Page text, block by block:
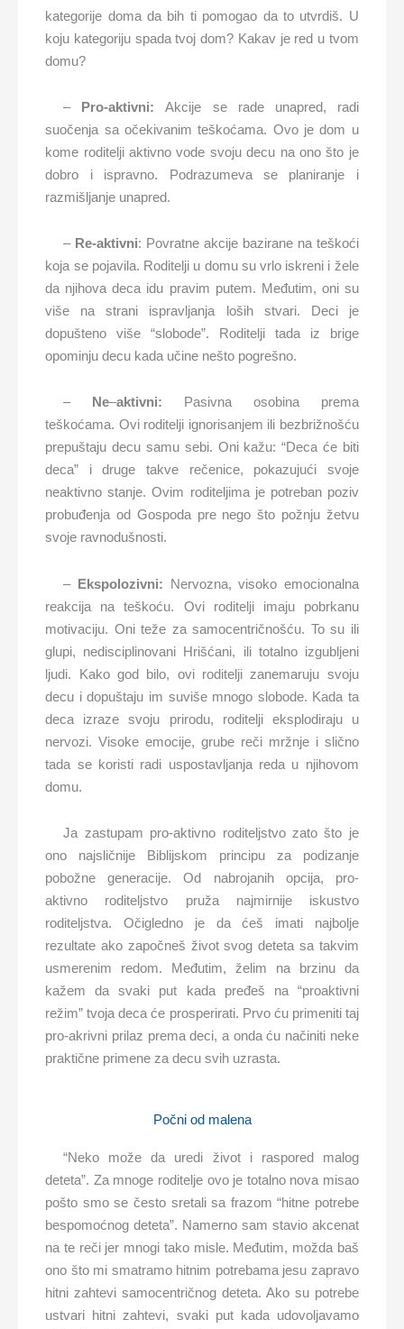
kategorije doma da bih ti pomogao da to utvrdiš. U
koju kategoriju spada tvoj dom? Kakav je red u tvom
domu?
– Pro-aktivni:Akcije se rade unapred, radi
suočenja sa očekivanim teškoćama. Ovo je dom u
kome roditelji aktivno vode svoju decu na ono što je
dobro i ispravno. Podrazumeva se planiranje i
razmišljanje unapred.
– Re-aktivni: Povratne akcije bazirane na teškoći
koja se pojavila. Roditelji u domu su vrlo iskreni i žele
da njihova deca idu pravim putem. Međutim, oni su
više na strani ispravljanja loših stvari. Deci je
dopušteno više “slobode”. Roditelji tada iz brige
opominju decu kada učine nešto pogrešno.
– Ne–aktivni: Pasivna osobina prema
teškoćama. Ovi roditelji ignorisanjem ili bezbrižnošću
prepuštaju decu samu sebi. Oni kažu: “Deca će biti
deca” i druge takve rečenice, pokazujući svoje
neaktivno stanje. Ovim roditeljima je potreban poziv
probuđenja od Gospoda pre nego što požnju žetvu
svoje ravnodušnosti.
– Ekspolozivni: Nervozna, visoko emocionalna
reakcija na teškoću. Ovi roditelji imaju pobrkanu
motivaciju. Oni teže za samocentričnošću. To su ili
glupi, nedisciplinovani Hrišćani, ili totalno izgubljeni
ljudi. Kako god bilo, ovi roditelji zanemaruju svoju
decu i dopuštaju im suviše mnogo slobode. Kada ta
deca izraze svoju prirodu, roditelji eksplodiraju u
nervozi. Visoke emocije, grube reči mržnje i slično
tada se koristi radi uspostavljanja reda u njihovom
domu.
Ja zastupam pro-aktivno roditeljstvo zato što je
ono najsličnije Biblijskom principu za podizanje
pobožne generacije. Od nabrojanih opcija, pro-
aktivno roditeljstvo pruža najmirnije iskustvo
roditeljstva. Očigledno je da ćeš imati najbolje
rezultate ako započneš život svog deteta sa takvim
usmerenim redom. Međutim, želim na brzinu da
kažem da svaki put kada pređeš na “proaktivni
režim” tvoja deca će prosperirati. Prvo ću primeniti taj
pro-akrivni prilaz prema deci, a onda ću načiniti neke
praktične primene za decu svih uzrasta.
Počni od malena
“Neko može da uredi život i raspored malog
deteta”. Za mnoge roditelje ovo je totalno nova misao
pošto smo se često sretali sa frazom “hitne potrebe
bespomoćnog deteta”. Namerno sam stavio akcenat
na te reči jer mnogi tako misle. Međutim, možda baš
ono što mi smatramo hitnim potrebama jesu zapravo
hitni zahtevi samocentričnog deteta. Ako su potrebe
ustvari hitni zahtevi, svaki put kada udovoljavamo